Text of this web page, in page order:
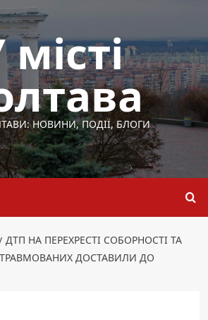
НОВИНИ, ПОДІЇ, БЛОГИ
ДТП НА ПЕРЕХРЕСТІ СОБОРНОСТІ ТА
ДОСТАВИЛИ ДО